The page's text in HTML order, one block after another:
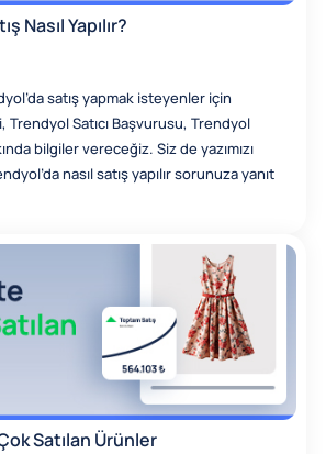
Nasıl Yapılır?
satış yapmak isteyenler için
Trendyol Satıcı Başvurusu, Trendyol
bilgiler vereceğiz. Siz de yazımızı
nasıl satış yapılır sorunuza yanıt
Satılan Ürünler